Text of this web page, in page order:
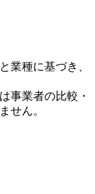
業種に基づき、
事業者の比較・
せん。